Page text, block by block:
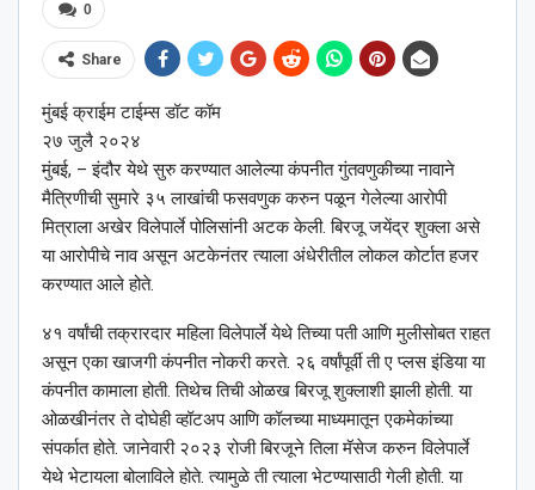
0
Share
मुंबई क्राईम टाईम्स डॉट कॉम
२७ जुलै २०२४
मुंबई, – इंदौर येथे सुरु करण्यात आलेल्या कंपनीत गुंतवणुकीच्या नावाने
मैत्रिणीची सुमारे ३५ लाखांची फसवणुक करुन पळून गेलेल्या आरोपी
मित्राला अखेर विलेपार्ले पोलिसांनी अटक केली. बिरजू जयेंद्र शुक्ला असे
या आरोपीचे नाव असून अटकेनंतर त्याला अंधेरीतील लोकल कोर्टात हजर
करण्यात आले होते.
४१ वर्षांची तक्रारदार महिला विलेपार्ले येथे तिच्या पती आणि मुलीसोबत राहत
असून एका खाजगी कंपनीत नोकरी करते. २६ वर्षांपूर्वी ती ए प्लस इंडिया या
कंपनीत कामाला होती. तिथेच तिची ओळख बिरजू शुक्लाशी झाली होती. या
ओळखीनंतर ते दोघेही व्हॉटअप आणि कॉलच्या माध्यमातून एकमेकांच्या
संपर्कात होते. जानेवारी २०२३ रोजी बिरजूने तिला मॅसेज करुन विलेपार्ले
येथे भेटायला बोलाविले होते. त्यामुळे ती त्याला भेटण्यासाठी गेली होती. या